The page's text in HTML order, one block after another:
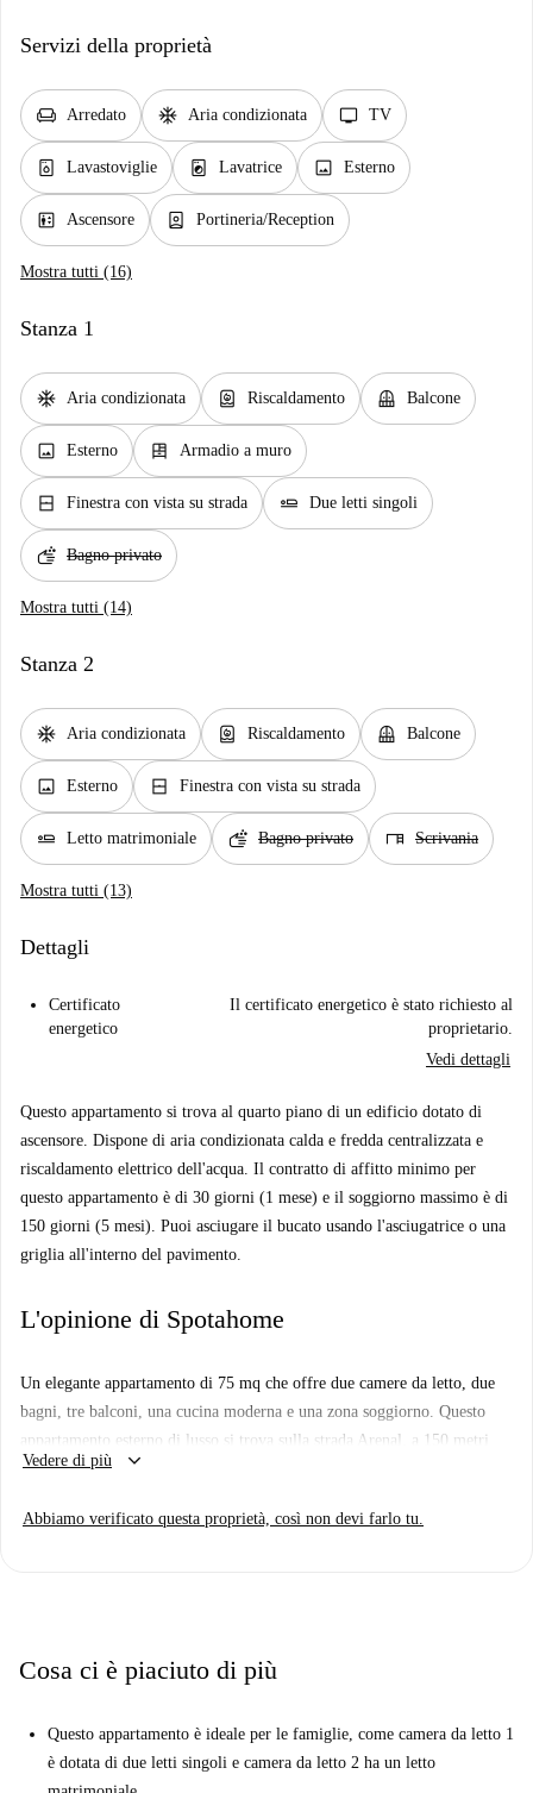
Servizi della proprietà
chair Arredato ac_unit Aria condizionata tv TV
dishwasher_gen Lavastoviglie local_laundry_service Lavatrice image Esterno
elevator Ascensore person_book Portineria/Reception
Mostra tutti (16)
Stanza 1
ac_unit Aria condizionata water_heater Riscaldamento balcony Balcone
image Esterno dresser Armadio a muro
window_closed Finestra con vista su strada airline_seat_flat Due letti singoli
soap Bagno privato
Mostra tutti (14)
Stanza 2
ac_unit Aria condizionata water_heater Riscaldamento balcony Balcone
image Esterno window_closed Finestra con vista su strada
airline_seat_flat Letto matrimoniale soap Bagno privato desk Scrivania
Mostra tutti (13)
Dettagli
Certificato
energetico
Il certificato energetico è stato richiesto al
proprietario.
Vedi dettagli
Questo appartamento si trova al quarto piano di un edificio dotato di
ascensore. Dispone di aria condizionata calda e fredda centralizzata e
riscaldamento elettrico dell'acqua. Il contratto di affitto minimo per
questo appartamento è di 30 giorni (1 mese) e il soggiorno massimo è di
150 giorni (5 mesi). Puoi asciugare il bucato usando l'asciugatrice o una
griglia all'interno del pavimento.
L'opinione di Spotahome
Un elegante appartamento di 75 mq che offre due camere da letto, due
bagni, tre balconi, una cucina moderna e una zona soggiorno. Questo
appartamento esterno di lusso si trova sulla strada Arenal, a 150 metri
dalla splendida Teatro Real, considerato uno dei più importanti teatri non
più emblematici della città, e in essa si può godere da una vasta gamma
Vedere di più keyboard_arrow_down
Abbiamo verificato questa proprietà, così non devi farlo tu.
Cosa ci è piaciuto di più
Questo appartamento è ideale per le famiglie, come camera da letto 1
è dotata di due letti singoli e camera da letto 2 ha un letto